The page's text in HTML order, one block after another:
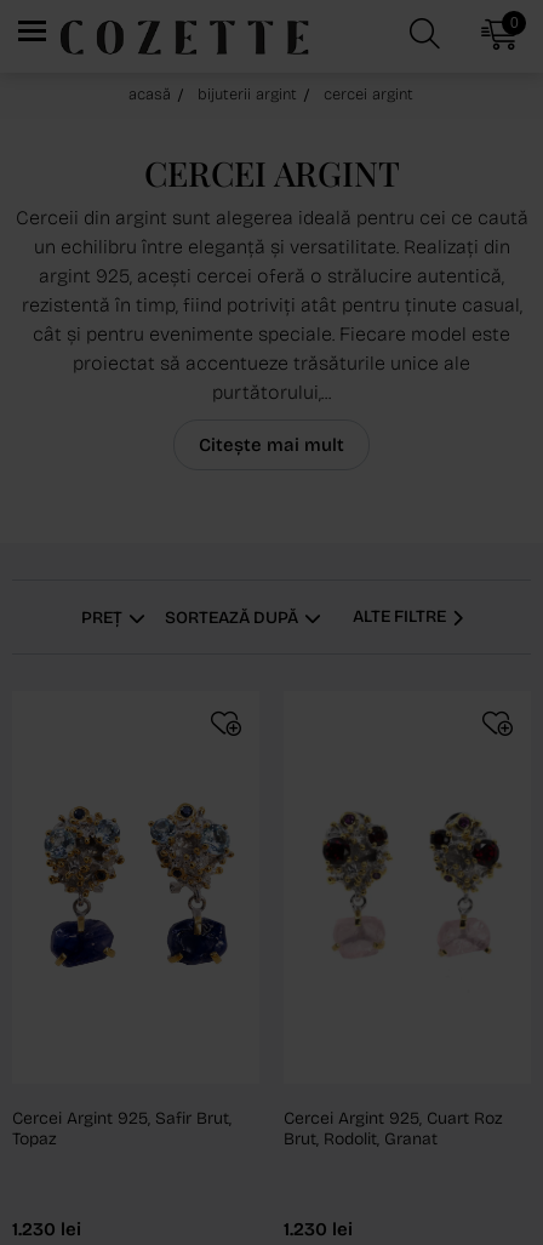
0
acasă bijuterii argint cercei argint
CERCEI ARGINT
Cerceii din argint sunt alegerea ideală pentru cei ce caută
un echilibru între eleganță și versatilitate. Realizați din
argint 925, acești cercei oferă o strălucire autentică,
rezistentă în timp, fiind potriviți atât pentru ținute casual,
cât și pentru evenimente speciale. Fiecare model este
proiectat să accentueze trăsăturile unice ale
purtătorului,...
Citește mai mult
PREȚ SORTEAZĂ DUPĂ ALTE FILTRE
Cercei Argint 925, Safir Brut,
Topaz
1.230 lei
Cercei Argint 925, Cuart Roz
Brut, Rodolit, Granat
1.230 lei